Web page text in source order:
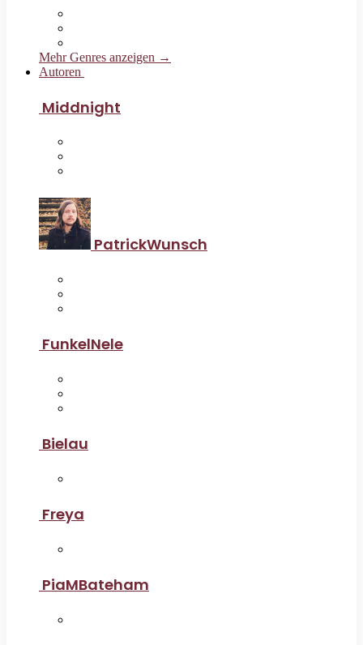
Mehr Genres anzeigen →
Autoren
Middnight
PatrickWunsch
FunkelNele
Bielau
Freya
PiaMBateham